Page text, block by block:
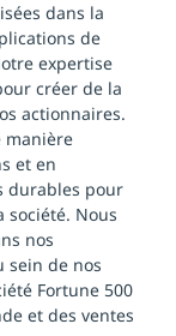
dans la
de
expertise
créer de la
actionnaires.
manière
et en
durables pour
société. Nous
nos
sein de nos
Fortune 500
et des ventes